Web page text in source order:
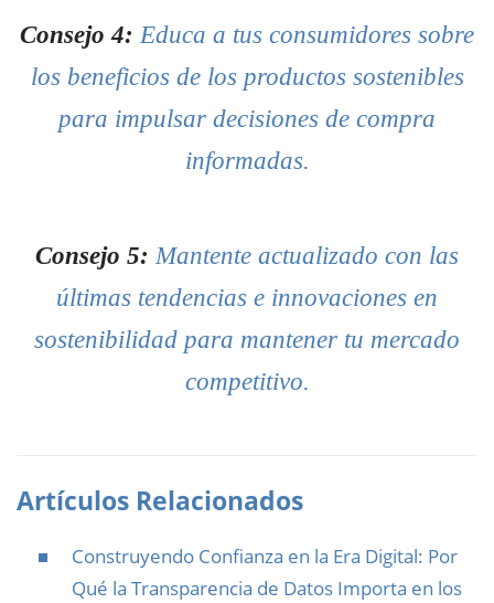
Consejo 4: Educa a tus consumidores sobre
los beneficios de los productos sostenibles
para impulsar decisiones de compra
informadas.
Consejo 5: Mantente actualizado con las
últimas tendencias e innovaciones en
sostenibilidad para mantener tu mercado
competitivo.
Artículos Relacionados
Construyendo Confianza en la Era Digital: Por
Qué la Transparencia de Datos Importa en los